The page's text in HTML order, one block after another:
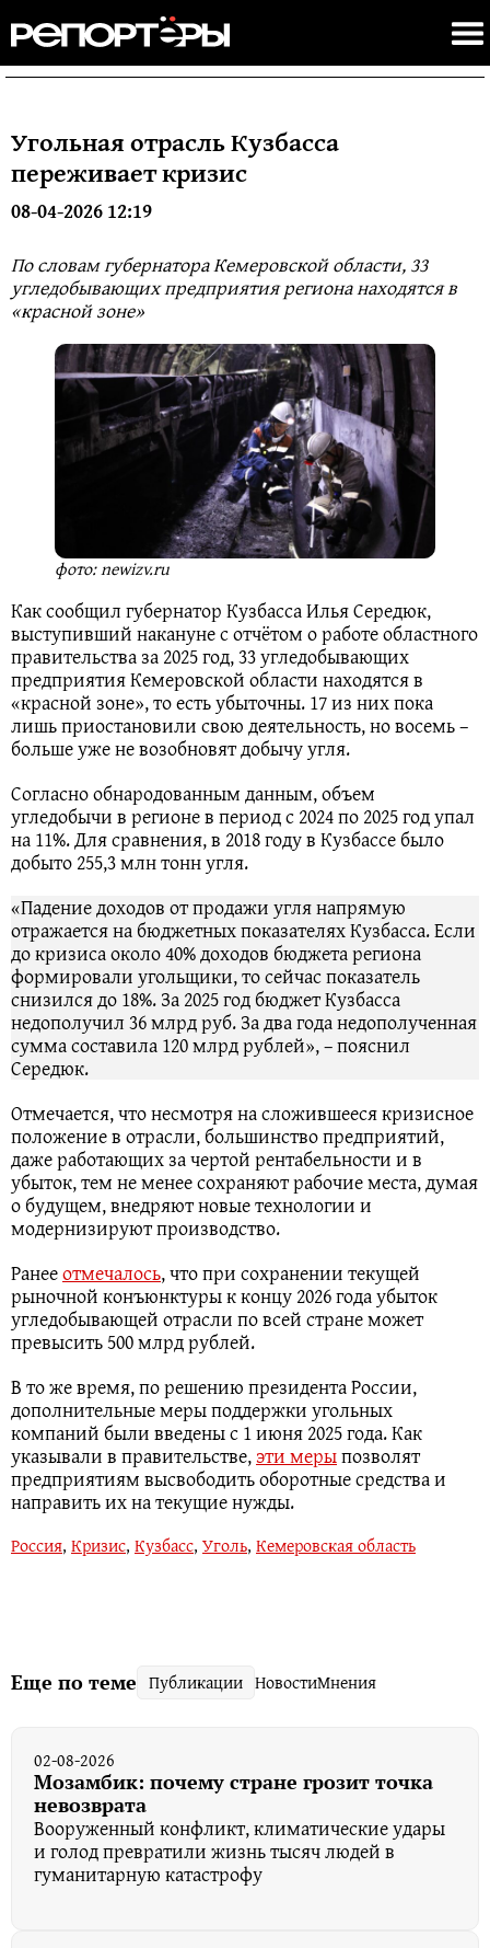
Угольная отрасль Кузбасса
переживает кризис
08-04-2026 12:19
По словам губернатора Кемеровской области, 33
угледобывающих предприятия региона находятся в
«красной зоне»
фото: newizv.ru
Как сообщил губернатор Кузбасса Илья Середюк,
выступивший накануне с отчётом о работе областного
правительства за 2025 год, 33 угледобывающих
предприятия Кемеровской области находятся в
«красной зоне», то есть убыточны. 17 из них пока
лишь приостановили свою деятельность, но восемь –
больше уже не возобновят добычу угля.
Согласно обнародованным данным, объем
угледобычи в регионе в период с 2024 по 2025 год упал
на 11%. Для сравнения, в 2018 году в Кузбассе было
добыто 255,3 млн тонн угля.
«Падение доходов от продажи угля напрямую
отражается на бюджетных показателях Кузбасса. Если
до кризиса около 40% доходов бюджета региона
формировали угольщики, то сейчас показатель
снизился до 18%. За 2025 год бюджет Кузбасса
недополучил 36 млрд руб. За два года недополученная
сумма составила 120 млрд рублей», – пояснил
Середюк.
Отмечается, что несмотря на сложившееся кризисное
положение в отрасли, большинство предприятий,
даже работающих за чертой рентабельности и в
убыток, тем не менее сохраняют рабочие места, думая
о будущем, внедряют новые технологии и
модернизируют производство.
Ранееотмечалось, что при сохранении текущей
рыночной конъюнктуры к концу 2026 года убыток
угледобывающей отрасли по всей стране может
превысить 500 млрд рублей.
В то же время, по решению президента России,
дополнительные меры поддержки угольных
компаний были введены с 1 июня 2025 года. Как
указывали в правительстве,эти мерыпозволят
предприятиям высвободить оборотные средства и
направить их на текущие нужды.
Россия, Кризис, Кузбасс, Уголь, Кемеровская область
Еще по теме Публикации НовостиМнения
02-08-2026
Мозамбик: почему стране грозит точка
невозврата
Вооруженный конфликт, климатические удары
и голод превратили жизнь тысяч людей в
гуманитарную катастрофу